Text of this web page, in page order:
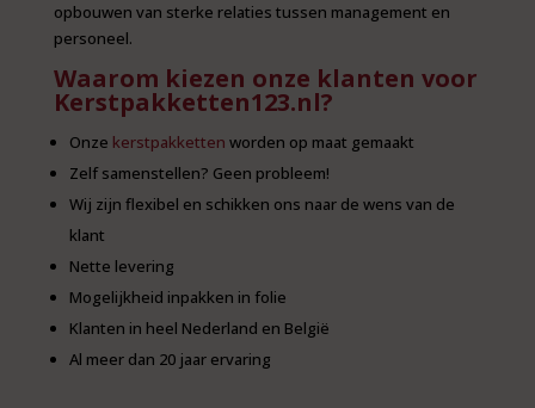
opbouwen van sterke relaties tussen management en
personeel.
Waarom kiezen onze klanten voor
Kerstpakketten123.nl?
Onze kerstpakketten worden op maat gemaakt
Zelf samenstellen? Geen probleem!
Wij zijn flexibel en schikken ons naar de wens van de
klant
Nette levering
Mogelijkheid inpakken in folie
Klanten in heel Nederland en België
Al meer dan 20 jaar ervaring